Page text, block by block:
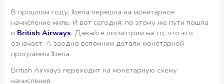
В прошлом году, Iberia перешла на монетарное
начисление миль. И вот сегодня, по этому же пути пошла
и British Airways. Давайте посмотрим на то, что это
означает. А заодно вспомним детали монетарной
программы Iberia.
British Airways переходит на монетарную схему
начисления